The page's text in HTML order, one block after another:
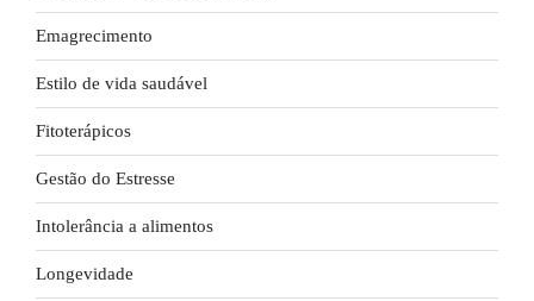
Emagrecimento
Estilo de vida saudável
Fitoterápicos
Gestão do Estresse
Intolerância a alimentos
Longevidade